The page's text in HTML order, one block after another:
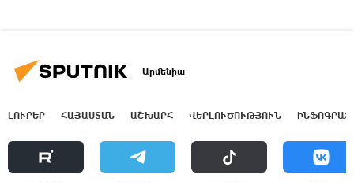
Արմենիա
ԼՈՒՐԵՐ ՀԱՅԱՍՏԱՆ ԱՇԽԱՐՀ ՎԵՐԼՈՒԾՈՒԹՅՈՒՆ